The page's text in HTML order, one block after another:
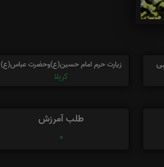
زیارت حرم امام حسین(ع)وحضرت عباس(ع)
کربلا
طلب آمرزش
0